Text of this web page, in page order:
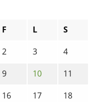
F L
S
2 3
4
9 10
11
16 17
18